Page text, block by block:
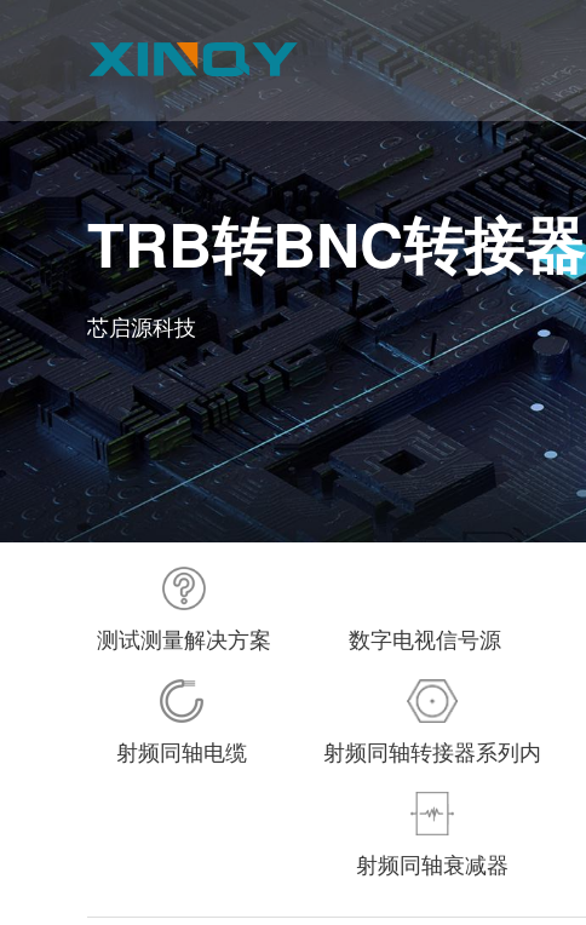
TRB转BNC转接器
芯启源科技
测试测量解决方案 数字电视信号源
射频同轴电缆 射频同轴转接器系列内
射频同轴衰减器